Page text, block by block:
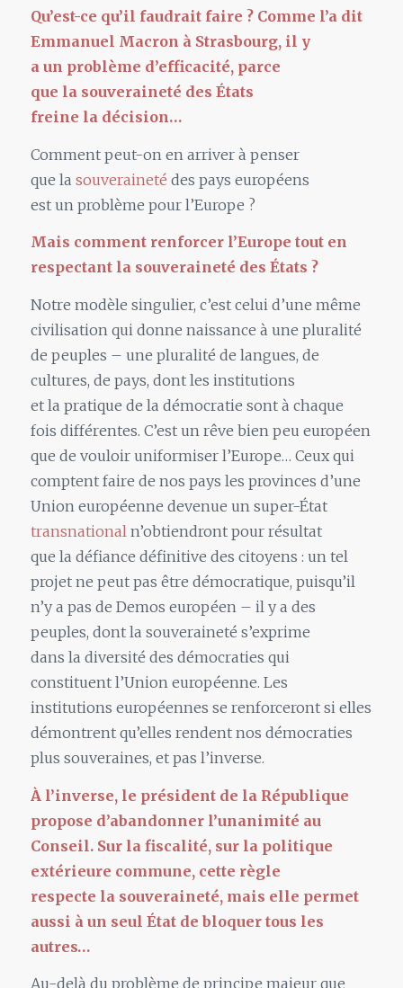
Qu’est-ce qu’il faudrait faire ? Comme l’a dit
Emmanuel Macron à Strasbourg, il y
a un problème d’efficacité, parce
que lasouveraineté des États
freine ladécision…
Comment peut-on en arriver à penser
que la souveraineté des pays européens
est un problème pour l’Europe ?
Mais comment renforcer l’Europe tout en
respectant lasouveraineté des États ?
Notre modèle singulier, c’est celui d’une même
civilisation qui donne naissance à une pluralité
de peuples – une pluralité de langues, de
cultures, de pays, dont les institutions
et la pratique de la démocratie sont à chaque
fois différentes. C’est unrêve bien peu européen
que de vouloir uniformiser l’Europe… Ceux qui
comptent faire de nos pays les provinces d’une
Union européenne devenue unsuper-État
transnationaln’obtiendront pour résultat
que la défiance définitive des citoyens : untel
projet ne peut pas être démocratique, puisqu’il
n’y a pas de Demos européen – il y a des
peuples, dont la souveraineté s’exprime
dans la diversité des démocraties qui
constituent l’Union européenne. Les
institutions européennes se renforceront si elles
démontrent qu’elles rendent nos démocraties
plus souveraines, et pas l’inverse.
À l’inverse, le président de la République
propose d’abandonner l’unanimité au
Conseil. Sur la fiscalité, sur la politique
extérieure commune, cette règle
respecte la souveraineté, mais elle permet
aussi à un seul État de bloquer tous les
autres…
Au-delà du problème de principe majeur que